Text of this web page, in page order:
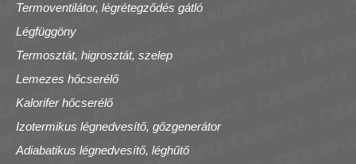
Termoventilátor, légrétegződés gátló
Légfüggöny
Termosztát, higrosztát, szelep
Lemezes hőcserélő
Kalorifer hőcserélő
Izotermikus légnedvesítő, gőzgenerátor
Adiabatikus légnedvesítő, léghűtő